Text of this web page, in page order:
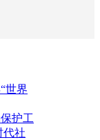
世界
护工
代社